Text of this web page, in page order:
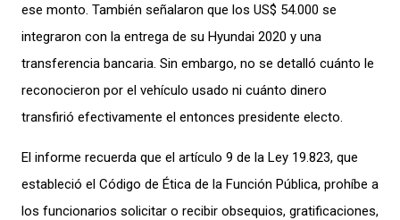
ese monto. También señalaron que los US$ 54.000 se
integraron con la entrega de su Hyundai 2020 y una
transferencia bancaria. Sin embargo, no se detalló cuánto le
reconocieron por el vehículo usado ni cuánto dinero
transfirió efectivamente el entonces presidente electo.
El informe recuerda que el artículo 9 de la Ley 19.823, que
estableció el Código de Ética de la Función Pública, prohíbe a
los funcionarios solicitar o recibir obsequios, gratificaciones,